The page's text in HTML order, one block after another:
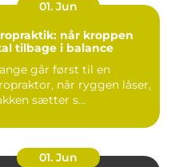
01. Jun
når kroppen
tilbage i balance
går først til en
når ryggen låser,
sætter s...
01. Jun